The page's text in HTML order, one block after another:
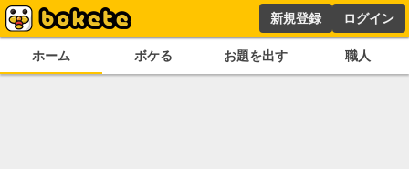
新規登録 ログイン
ホーム ボケる お題を出す 職人